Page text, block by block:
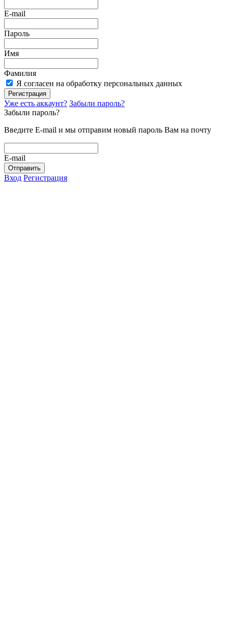
E-mail
Пароль
Имя
Фамилия
Я согласен на обработку персональных данных
Регистрация
Уже есть аккаунт? Забыли пароль?
Забыли пароль?
Введите E-mail и мы отправим новый пароль Вам на почту
E-mail
Отправить
Вход Регистрация